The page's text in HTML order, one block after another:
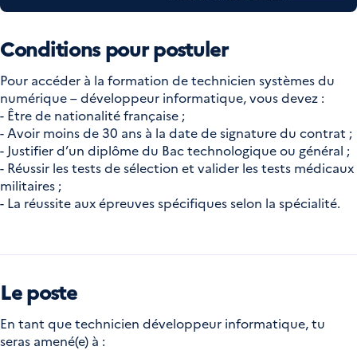
Conditions pour postuler
Pour accéder à la formation de technicien systèmes du
numérique – développeur informatique, vous devez :
- Être de nationalité française ;
- Avoir moins de 30 ans à la date de signature du contrat ;
- Justifier d’un diplôme du Bac technologique ou général ;
- Réussir les tests de sélection et valider les tests médicaux
militaires ;
- La réussite aux épreuves spécifiques selon la spécialité.
Le poste
En tant que technicien développeur informatique, tu
seras amené(e) à :